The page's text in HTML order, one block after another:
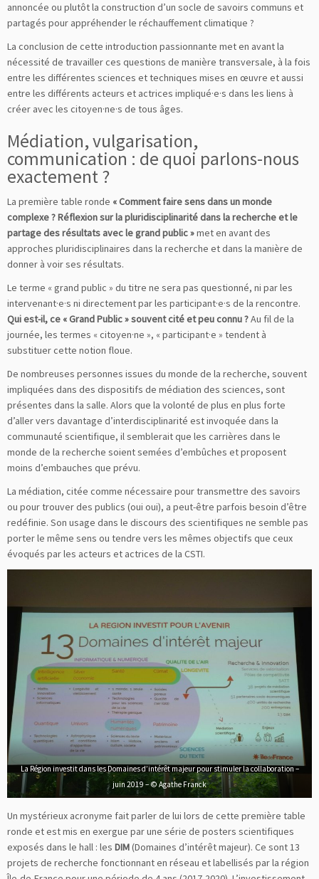
annoncée ou plutôt la construction d’un socle de savoirs communs et
partagés pour appréhender le réchauffement climatique ?
La conclusion de cette introduction passionnante met en avant la
nécessité de travailler ces questions de manière transversale, à la fois
entre les différentes sciences et techniques mises en œuvre et aussi
entre les différents acteurs et actrices impliqué·e·s dans les liens à
créer avec les citoyen·ne·s de tous âges.
Médiation, vulgarisation,
communication : de quoi parlons-nous
exactement ?
La première table ronde « Comment faire sens dans un monde
complexe ? Réflexion sur la pluridisciplinarité dans la recherche et le
partage des résultats avec le grand public »met en avant des
approches pluridisciplinaires dans la recherche et dans la manière de
donner à voir ses résultats.
Le terme « grand public » du titre ne sera pas questionné, ni par les
intervenant·e·s ni directement par les participant·e·s de la rencontre.
Qui est-il, ce « Grand Public » souvent cité et peu connu ?Au fil de la
journée, les termes « citoyen·ne », « participant·e » tendent à
substituer cette notion floue.
De nombreuses personnes issues du monde de la recherche, souvent
impliquées dans des dispositifs de médiation des sciences, sont
présentes dans la salle. Alors que la volonté de plus en plus forte
d’aller vers davantage d’interdisciplinarité est invoquée dans la
communauté scientifique, il semblerait que les carrières dans le
monde de la recherche soient semées d’embûches et proposent
moins d’embauches que prévu.
La médiation, citée comme nécessaire pour transmettre des savoirs
ou pour trouver des publics (oui oui), a peut-être parfois besoin d’être
redéfinie. Son usage dans le discours des scientifiques ne semble pas
porter le même sens ou tendre vers les mêmes objectifs que ceux
évoqués par les acteurs et actrices de la CSTI.
La Région investit dans les Domaines d’intérêt majeur pour stimuler la collaboration –
juin 2019 – © Agathe Franck
Un mystérieux acronyme fait parler de lui lors de cette première table
ronde et est mis en exergue par une série de posters scientifiques
exposés dans le hall : les DIM(Domaines d’intérêt majeur). Ce sont 13
projets de recherche fonctionnant en réseau et labellisés par la région